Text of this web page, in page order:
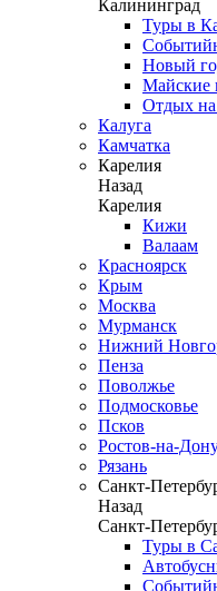
Калининград
Туры в
Новый
Майские
Отдых
Калуга
Камчатка
Карелия
Назад
Карелия
Кижи
Валаам
Красноярск
Крым
Москва
Мурманск
Нижний
Пенза
Поволжье
Подмосковье
Псков
Ростов-на-
Рязань
Санкт-
Назад
Санкт-
Туры в